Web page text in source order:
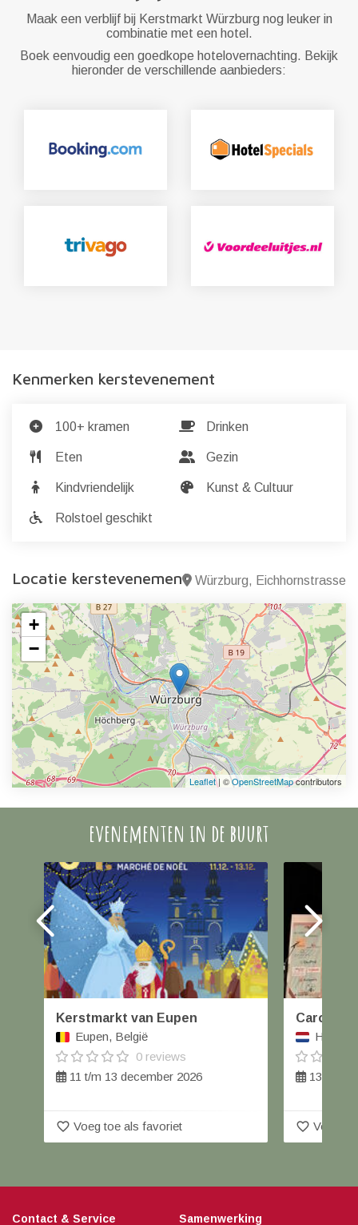
Maak een verblijf bij Kerstmarkt Würzburg nog leuker in
combinatie met een hotel.
Boek eenvoudig een goedkope hotelovernachting. Bekijk
hieronder de verschillende aanbieders:
Kenmerken kerstevenement
100+ kramen Drinken
Eten Gezin
Kindvriendelijk Kunst & Cultuur
Rolstoel geschikt
Locatie kerstevenement Würzburg, Eichhornstrasse
+
−
Leaflet| ©OpenStreetMapcontributors
evenementen in de buurt
Kerstmarkt van Eupen
Eupen, België
0 reviews
11 t/m 13 december 2026
favorite_border Voeg toe als favoriet
Carolus
13
favorite_border Voeg
Contact & Service
Samenwerking